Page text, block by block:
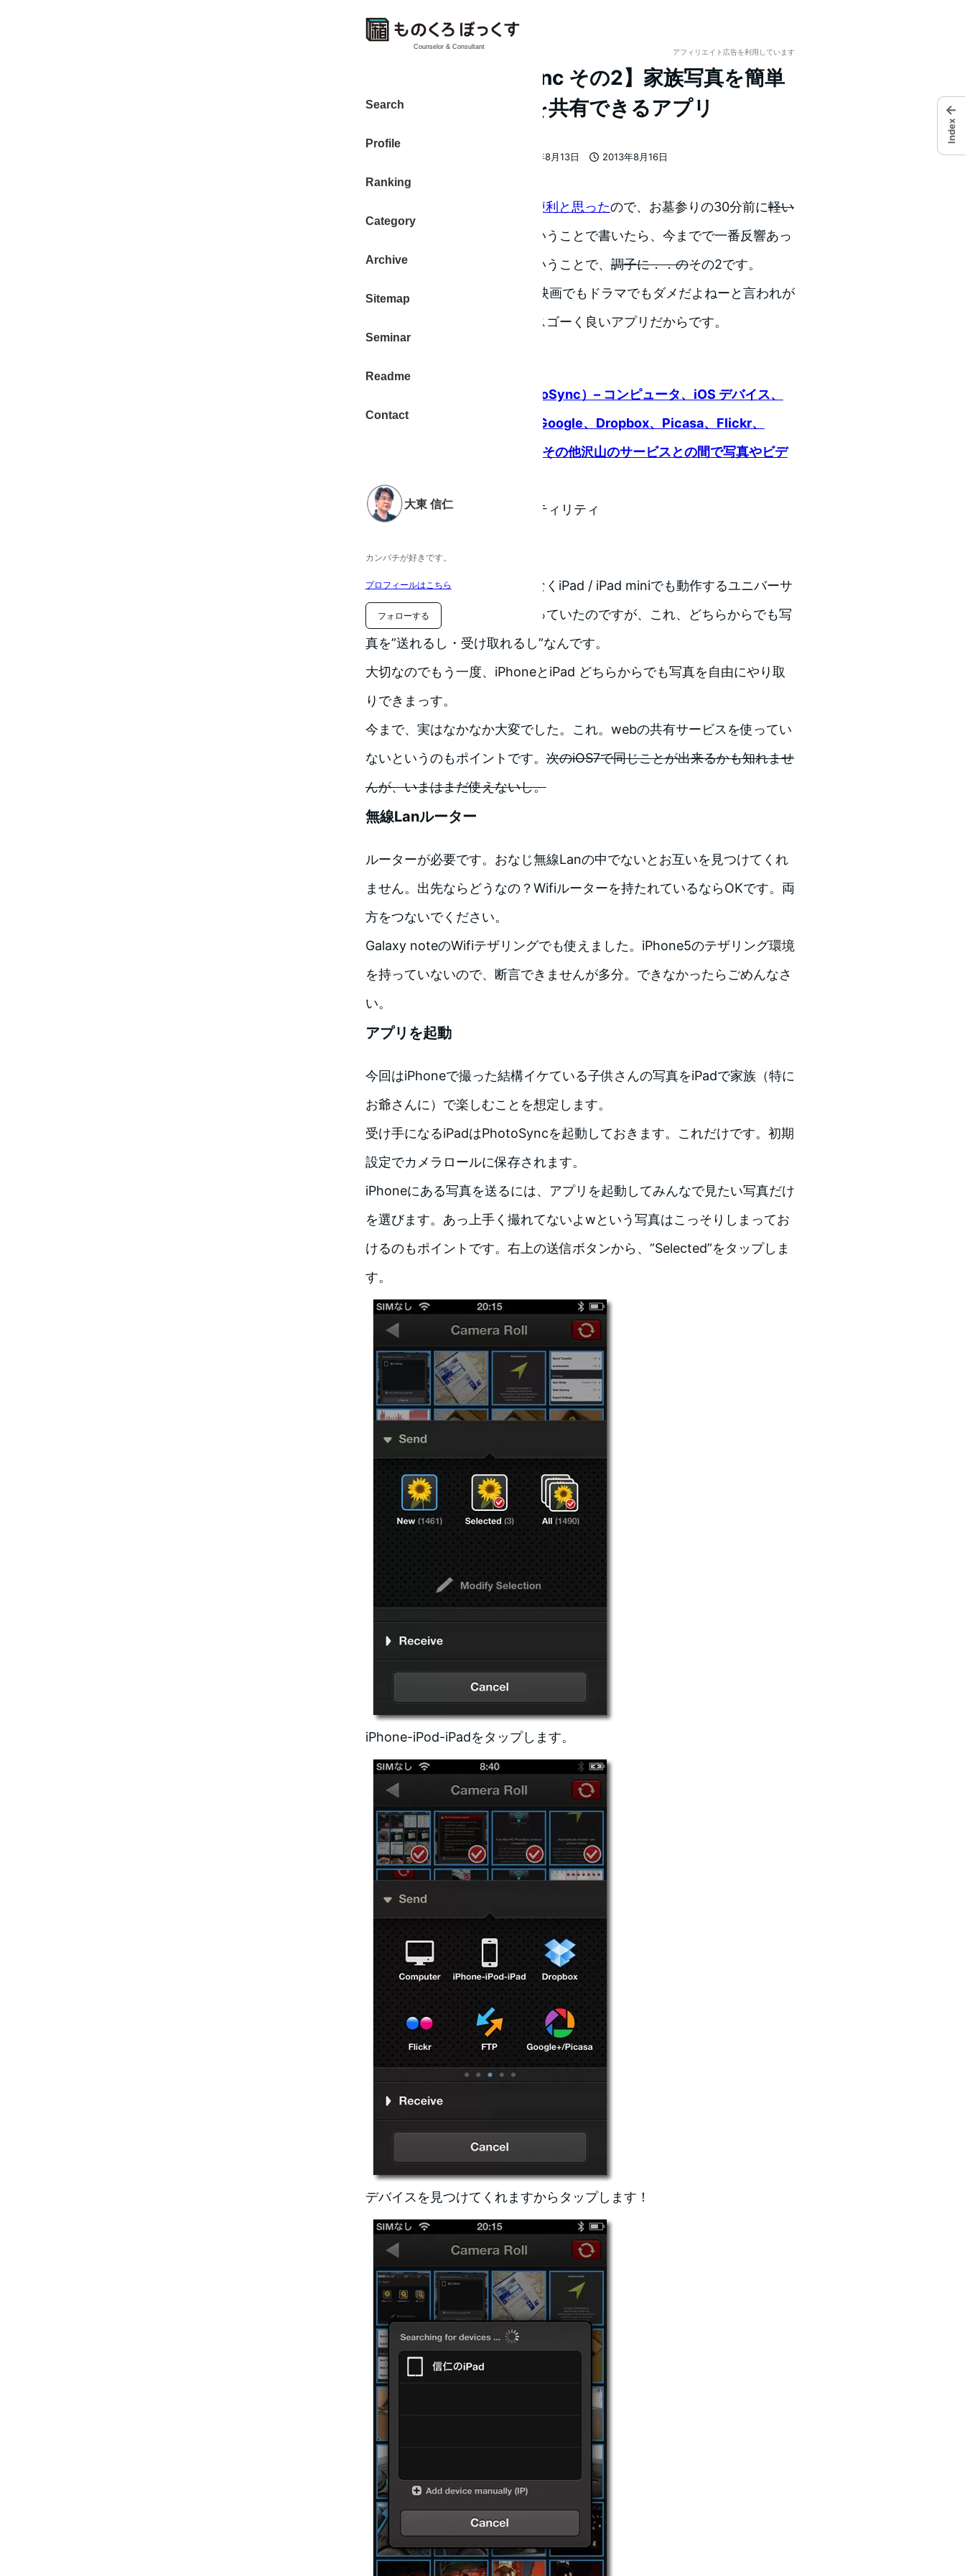
Counselor & Consultant
Search
Profile
Ranking
Category
Archive
Sitemap
Seminar
Readme
Contact
大東 信仁
カンパチが好きです。
プロフィールはこちら
フォローする
アフィリエイト広告を利用しています
【iPhone PhotoSync その2】家族写真を簡単
に大画面に！笑顔を共有できるアプリ
2014年8月13日
2013年8月16日
者
iPhone PhotoSync アプリが便利と思ったので、お墓参りの30分前に軽い
まずは書いておこうということで書いたら、今までで一番反響あっ
たんじゃない？みたいな。ということで、調子に．．のその2です。
その2とかパート2とかって、映画でもドラマでもダメだよねーと言われが
ちですが、書いておきます。スゴーく良いアプリだからです。
フォトシンク（PhotoSync）– コンピュータ、iOS デバイス、
Android デバイス、Google、Dropbox、Picasa、Flickr、
OneDrive、WebDav、FTP、その他沢山のサービスとの間で写真やビデ
オをワイヤレス転送
カテゴリ: 写真／ビデオ, ユーティリティ
PhotoSyncは iPhone だけでなくiPad / iPad miniでも動作するユニバーサ
ルアプリです。ふーん。と思っていたのですが、これ、どちらからでも写
真を”送れるし・受け取れるし”なんです。
大切なのでもう一度、iPhoneとiPad どちらからでも写真を自由にやり取
りできまっす。
今まで、実はなかなか大変でした。これ。webの共有サービスを使ってい
ないというのもポイントです。次のiOS7で同じことが出来るかも知れませ
んが、いまはまだ使えないし。
無線Lanルーター
ルーターが必要です。おなじ無線Lanの中でないとお互いを見つけてくれ
ません。出先ならどうなの？Wifiルーターを持たれているならOKです。両
方をつないでください。
Galaxy noteのWifiテザリングでも使えました。iPhone5のテザリング環境
を持っていないので、断言できませんが多分。できなかったらごめんなさ
い。
アプリを起動
今回はiPhoneで撮った結構イケている子供さんの写真をiPadで家族（特に
お爺さんに）で楽しむことを想定します。
受け手になるiPadはPhotoSyncを起動しておきます。これだけです。初期
設定でカメラロールに保存されます。
iPhoneにある写真を送るには、アプリを起動してみんなで見たい写真だけ
を選びます。あっ上手く撮れてないよwという写真はこっそりしまってお
けるのもポイントです。右上の送信ボタンから、”Selected”をタップしま
す。
iPhone-iPod-iPadをタップします。
デバイスを見つけてくれますからタップします！
←
Index